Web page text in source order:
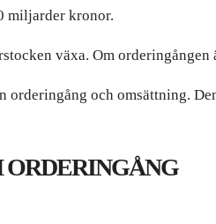
miljarder kronor.
växa. Om
och omsättning.
ORDERINGÅNG